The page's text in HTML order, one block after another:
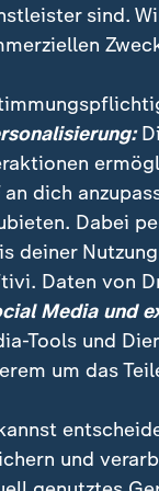
frischen
"neue
sind.
an dich
Dabei
deiner
Daten von
Media und
Tools und
um das
und